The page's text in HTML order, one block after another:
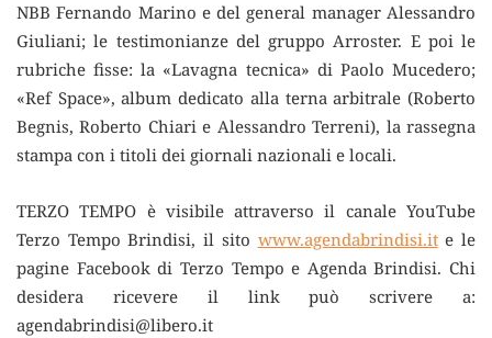
NBB Fernando Marino e del general manager Alessandro
Giuliani; le testimonianze del gruppo Arroster. E poi le
rubriche fisse: la «Lavagna tecnica» di Paolo Mucedero;
«Ref Space», album dedicato alla terna arbitrale (Roberto
Begnis, Roberto Chiari e Alessandro Terreni), la rassegna
stampa con i titoli dei giornali nazionali e locali.
TERZO TEMPO è visibile attraverso il canale YouTube
Terzo Tempo Brindisi, il sito www.agendabrindisi.ite le
pagine Facebook di Terzo Tempo e Agenda Brindisi. Chi
desidera ricevere il link può scrivere a:
agendabrindisi@libero.it